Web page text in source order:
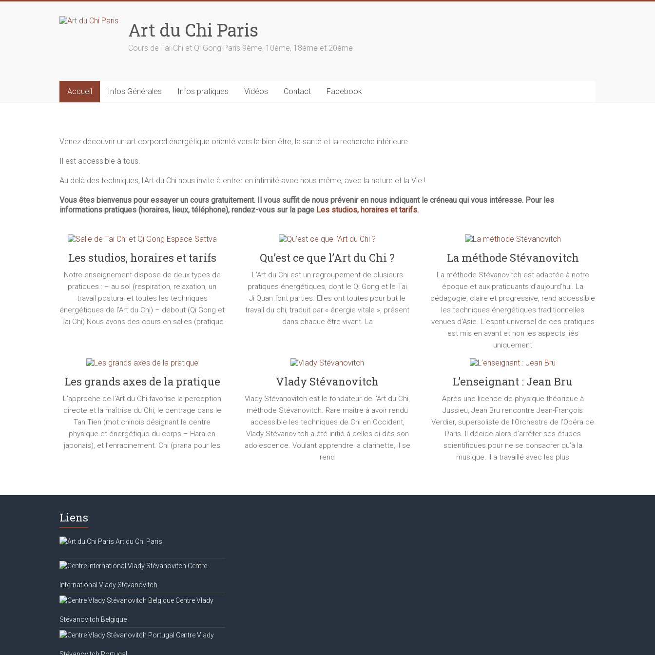
Art du Chi Paris
Cours de Tai-Chi et Qi Gong Paris 9ème, 10ème, 18ème et 20ème
Accueil Infos Générales Infos pratiques Vidéos Contact Facebook
Venez découvrir un art corporel énergétique orienté vers le bien être, la santé et la recherche intérieure.
Il est accessible à tous.
Au delà des techniques, l'Art du Chi nous invite à entrer en intimité avec nous même, avec la nature et la Vie !
Vous êtes bienvenus pour essayer un cours gratuitement. Il vous suffit de nous prévenir en nous indiquant le créneau qui vous intéresse. Pour les
informations pratiques (horaires, lieux, téléphone), rendez-vous sur la page Les studios, horaires et tarifs.
Les studios, horaires et tarifs
Notre enseignement dispose de deux types de
pratiques : – au sol (respiration, relaxation, un
travail postural et toutes les techniques
énergétiques de l’Art du Chi) – debout (Qi Gong et
Tai Chi) Nous avons des cours en salles (pratique
Qu’est ce que l’Art du Chi ?
L’Art du Chi est un regroupement de plusieurs
pratiques énergétiques, dont le Qi Gong et le Tai
Ji Quan font parties. Elles ont toutes pour but le
travail du chi, traduit par « énergie vitale », présent
dans chaque être vivant. La
La méthode Stévanovitch
La méthode Stévanovitch est adaptée à notre
époque et aux pratiquants d’aujourd’hui. La
pédagogie, claire et progressive, rend accessible
les techniques énergétiques traditionnelles
venues d’Asie. L’esprit universel de ces pratiques
est mis en avant et non les aspects liés
uniquement
Les grands axes de la pratique
L’approche de l’Art du Chi favorise la perception
directe et la maîtrise du Chi, le centrage dans le
Tan Tien (mot chinois désignant le centre
physique et énergétique du corps – Hara en
japonais), et l’enracinement. Chi (prana pour les
Vlady Stévanovitch
Vlady Stévanovitch est le fondateur de l’Art du Chi,
méthode Stévanovitch. Rare maître à avoir rendu
accessible les techniques de Chi en Occident,
Vlady Stévanovitch a été initié à celles-ci dès son
adolescence. Voulant apprendre la clarinette, il se
rend
L’enseignant : Jean Bru
Après une licence de physique théorique à
Jussieu, Jean Bru rencontre Jean-François
Verdier, supersoliste de l’Orchestre de l’Opéra de
Paris. Il décide alors d’arrêter ses études
scientifiques pour ne se consacrer qu’à la
musique. Il a travaillé avec les plus
Liens
Art du Chi Paris
Centre
International Vlady Stévanovitch
Centre Vlady
Stévanovitch Belgique
Centre Vlady